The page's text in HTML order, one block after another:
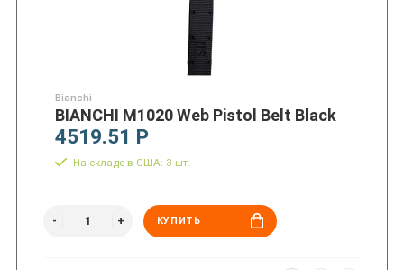
Bianchi
BIANCHI M1020 Web Pistol Belt Black
4519.51 Р
На складе в США: 3 шт.
КУПИТЬ